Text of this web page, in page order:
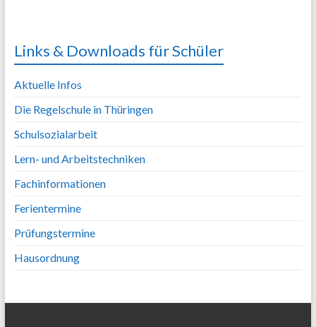
Links & Downloads für Schüler
Aktuelle Infos
Die Regelschule in Thüringen
Schulsozialarbeit
Lern- und Arbeitstechniken
Fachinformationen
Ferientermine
Prüfungstermine
Hausordnung